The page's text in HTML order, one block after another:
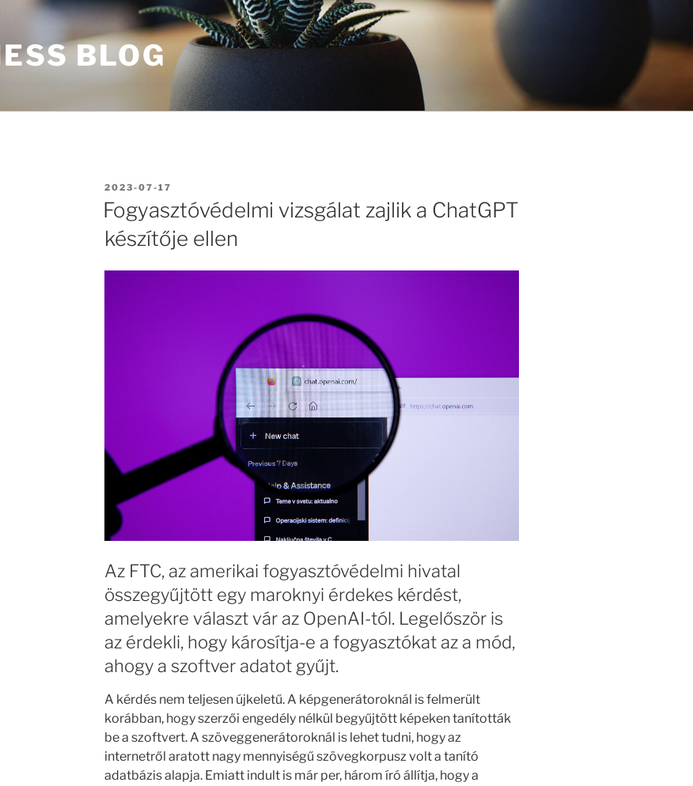
BLOG
BEKÜLDVE:
2023-07-17
Fogyasztóvédelmi vizsgálat zajlik a ChatGPT
készítője ellen
Az FTC, az amerikai fogyasztóvédelmi hivatal
összegyűjtött egy maroknyi érdekes kérdést,
amelyekre választ vár az OpenAI-tól. Legelőször is
az érdekli, hogy károsítja-e a fogyasztókat az a mód,
ahogy a szoftver adatot gyűjt.
A kérdés nem teljesen újkeletű. A képgenerátoroknál is felmerült
korábban, hogy szerzői engedély nélkül begyűjtött képeken tanították
be a szoftvert. A szöveggenerátoroknál is lehet tudni, hogy az
internetről aratott nagy mennyiségű szövegkorpusz volt a tanító
adatbázis alapja. Emiatt indult is már per, három író állítja, hogy a